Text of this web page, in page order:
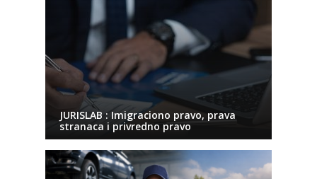
JURISLAB : Imigraciono pravo, prava
stranaca i privredno pravo